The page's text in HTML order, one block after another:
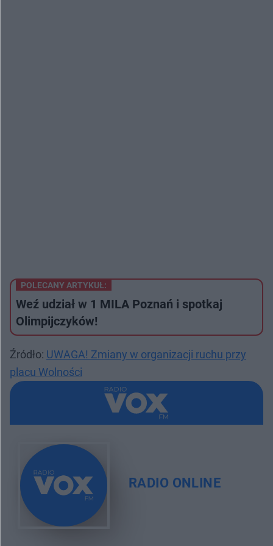
POLECANY ARTYKUŁ:
Weź udział w 1 MILA Poznań i spotkaj
Olimpijczyków!
Źródło: UWAGA! Zmiany w organizacji ruchu przy
placu Wolności
RADIO ONLINE